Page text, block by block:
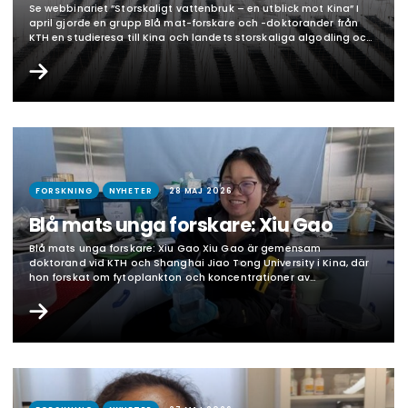
Se webbinariet ”Storskaligt vattenbruk – en utblick mot Kina” I
april gjorde en grupp Blå mat-forskare och -doktorander från
KTH en studieresa till Kina och landets storskaliga algodling och
sjömatsproduktion i samarbete med partneruniversitetet
Shanghai Jiao Tong University. I Blå mats senaste öppna
webbinarium delade Fredrik Gröndahl, forskare vid KTH, Vita
FORSKNING NYHETER 28 MAJ 2026
Blå mats unga forskare: Xiu Gao
Blå mats unga forskare: Xiu Gao Xiu Gao är gemensam
doktorand vid KTH och Shanghai Jiao Tong University i Kina, där
hon forskat om fytoplankton och koncentrationer av
näringsämnen. I sitt projekt vid KTH analyserar hon bland annat
fosforflöden i Kinas tångindustri över flera årtionden med hjälp
av materialflödesanalys, där hon kvantifierar hur mycket fosfor…